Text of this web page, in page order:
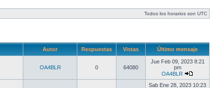
Todos los horarios son UTC
Autor Respuestas Vistas Último mensaje
OA4BLR 0 64080
Jue Feb 09, 2023 8:21
pm
OA4BLR
Sab Ene 28, 2023 10:23